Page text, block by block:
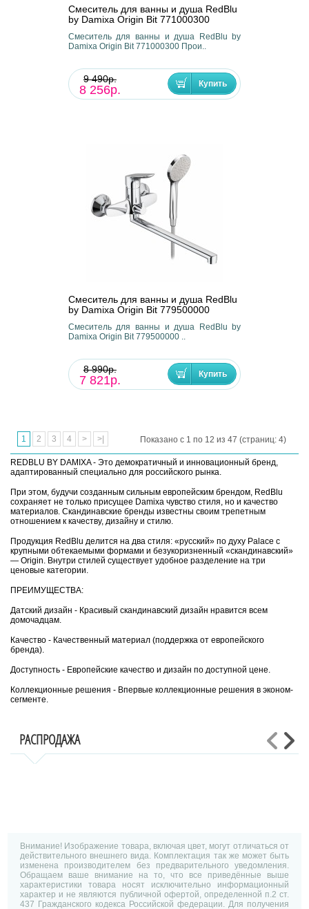
Смеситель для ванны и душа RedBlu
by Damixa Origin Bit 771000300
Смеситель для ванны и душа RedBlu by
Damixa Origin Bit 771000300 Прои..
9 490р.
8 256р.
Смеситель для ванны и душа RedBlu
by Damixa Origin Bit 779500000
Смеситель для ванны и душа RedBlu by
Damixa Origin Bit 779500000 ..
8 990р.
7 821р.
1 2 3 4 > >| Показано с 1 по 12 из 47 (страниц: 4)
REDBLU BY DAMIXA - Это демократичный и инновационный бренд,
адаптированный специально для российского рынка.
При этом, будучи созданным сильным европейским брендом, RedBlu
сохраняет не только присущее Damixa чувство стиля, но и качество
материалов. Скандинавские бренды известны своим трепетным
отношением к качеству, дизайну и стилю.
Продукция RedBlu делится на два стиля: «русский» по духу Palace с
крупными обтекаемыми формами и безукоризненный «скандинавский»
— Origin. Внутри стилей существует удобное разделение на три
ценовые категории.
ПРЕИМУЩЕСТВА:
Датский дизайн - Красивый скандинавский дизайн нравится всем
домочадцам.
Качество - Качественный материал (поддержка от европейского
бренда).
Доступность - Европейские качество и дизайн по доступной цене.
Коллекционные решения - Впервые коллекционные решения в эконом-
сегменте.
РАСПРОДАЖА
Внимание! Изображение товара, включая цвет, могут отличаться от
действительного внешнего вида. Комплектация так же может быть
изменена производителем без предварительного уведомления.
Обращаем ваше внимание на то, что все приведённые выше
характеристики товара носят исключительно информационный
характер и не являются публичной офертой, определенной п.2 ст.
437 Гражданского кодекса Российской федерации. Для получения